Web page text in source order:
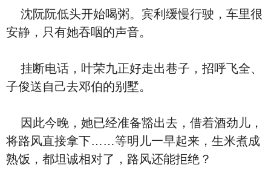
沈阮阮低头开始喝粥。宾利缓慢行驶，车里很
安静，只有她吞咽的声音。
挂断电话，叶荣九正好走出巷子，招呼飞全、
子俊送自己去邓伯的别墅。
因此今晚，她已经准备豁出去，借着酒劲儿，
将路风直接拿下……等明儿一早起来，生米煮成
熟饭，都坦诚相对了，路风还能拒绝？